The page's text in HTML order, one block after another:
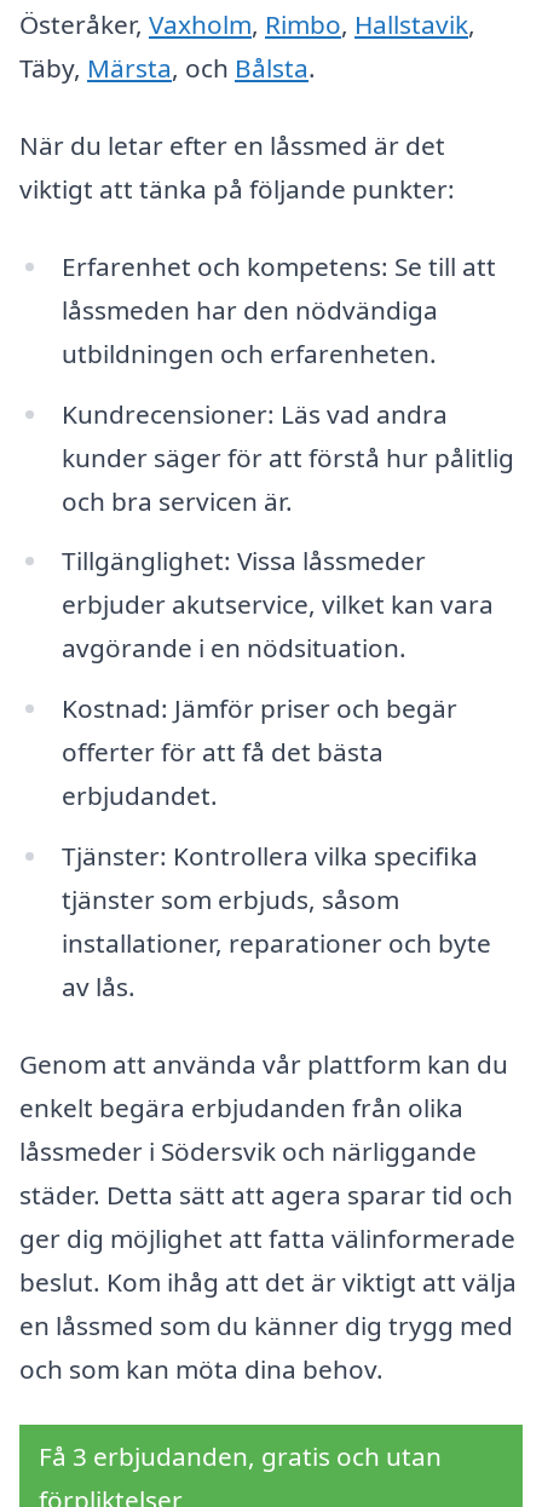
Österåker, Vaxholm, Rimbo, Hallstavik,
Täby, Märsta, och Bålsta.
När du letar efter en låssmed är det
viktigt att tänka på följande punkter:
Erfarenhet och kompetens: Se till att
låssmeden har den nödvändiga
utbildningen och erfarenheten.
Kundrecensioner: Läs vad andra
kunder säger för att förstå hur pålitlig
och bra servicen är.
Tillgänglighet: Vissa låssmeder
erbjuder akutservice, vilket kan vara
avgörande i en nödsituation.
Kostnad: Jämför priser och begär
offerter för att få det bästa
erbjudandet.
Tjänster: Kontrollera vilka specifika
tjänster som erbjuds, såsom
installationer, reparationer och byte
av lås.
Genom att använda vår plattform kan du
enkelt begära erbjudanden från olika
låssmeder i Södersvik och närliggande
städer. Detta sätt att agera sparar tid och
ger dig möjlighet att fatta välinformerade
beslut. Kom ihåg att det är viktigt att välja
en låssmed som du känner dig trygg med
och som kan möta dina behov.
Få 3 erbjudanden, gratis och utan
förpliktelser